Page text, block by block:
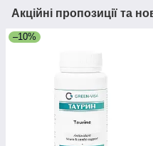
Акційні пропозиції та
–10%